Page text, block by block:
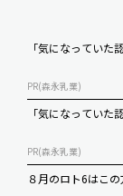
「気になってい
PR(森永乳業)
「気になってい
PR(森永乳業)
８月のロト6はこ